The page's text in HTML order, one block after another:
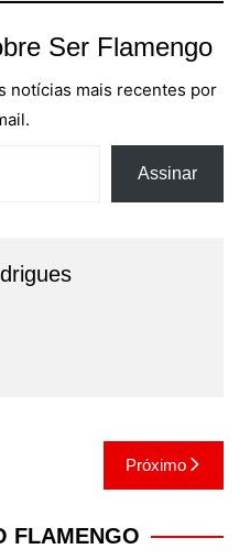
Ser Flamengo
notícias mais recentes por
Assinar
Próximo
FLAMENGO